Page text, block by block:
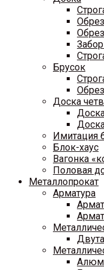
Брусок
Доска
Имитация
Блок-хаус
Вагонка
Половая
Металлопрокат
Арматура